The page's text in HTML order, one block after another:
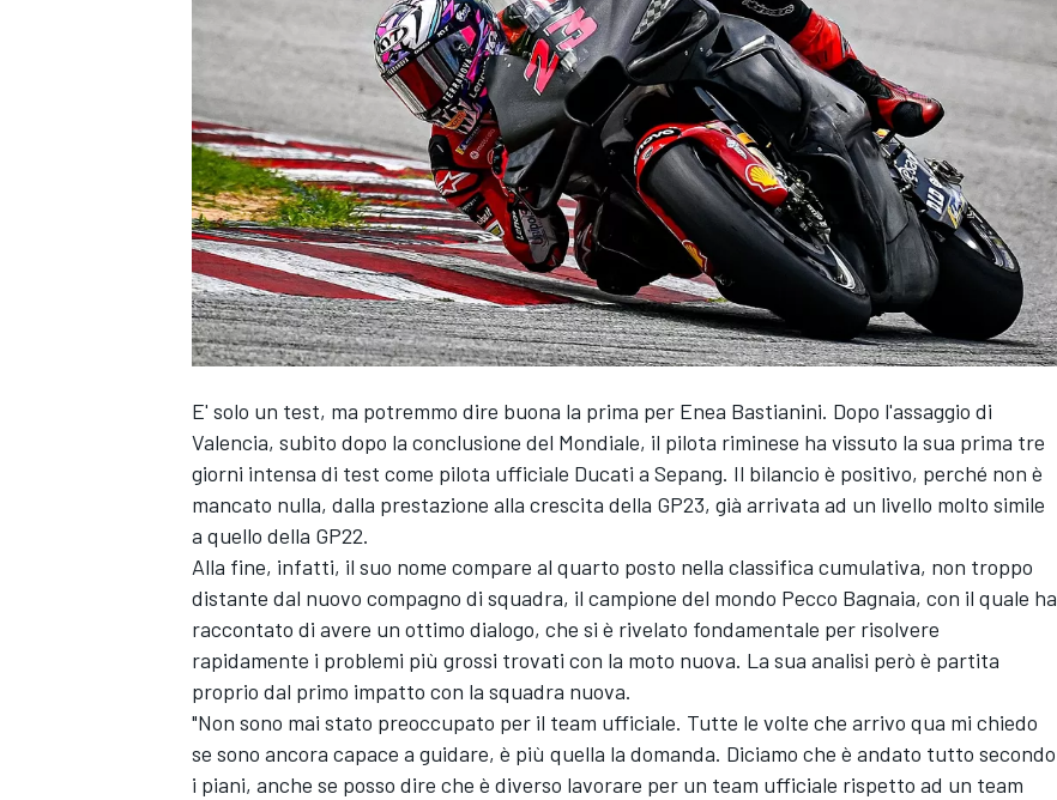
MONOPOSTO
E' solo un test, ma potremmo dire buona la prima per Enea Bastianini. Dopo l'assaggio di
Valencia, subito dopo la conclusione del Mondiale, il pilota riminese ha vissuto la sua prima tre
giorni intensa di test come pilota ufficiale Ducati a Sepang. Il bilancio è positivo, perché non è
mancato nulla, dalla prestazione alla crescita della GP23, già arrivata ad un livello molto simile
a quello della GP22.
Alla fine, infatti, il suo nome compare al quarto posto nella classifica cumulativa, non troppo
distante dal nuovo compagno di squadra, il campione del mondo Pecco Bagnaia, con il quale ha
raccontato di avere un ottimo dialogo, che si è rivelato fondamentale per risolvere
rapidamente i problemi più grossi trovati con la moto nuova. La sua analisi però è partita
proprio dal primo impatto con la squadra nuova.
"Non sono mai stato preoccupato per il team ufficiale. Tutte le volte che arrivo qua mi chiedo
se sono ancora capace a guidare, è più quella la domanda. Diciamo che è andato tutto secondo
i piani, anche se posso dire che è diverso lavorare per un team ufficiale rispetto ad un team